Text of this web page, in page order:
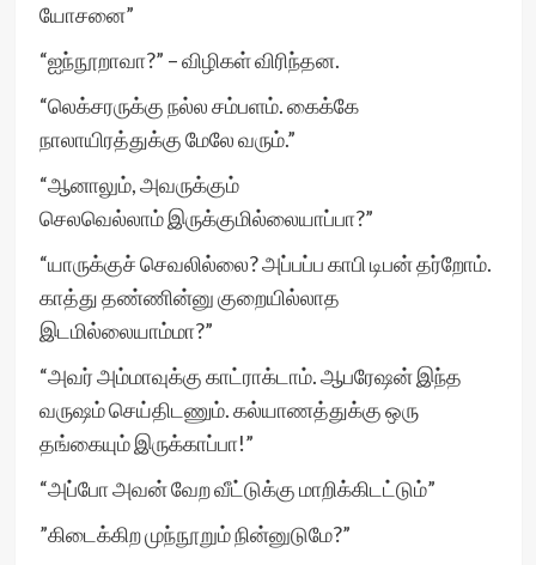
யோசனை”
“ஐந்நூறாவா?” – விழிகள் விரிந்தன.
“லெக்சரருக்கு நல்ல சம்பளம். கைக்கே
நாலாயிரத்துக்கு மேலே வரும்.”
“ஆனாலும், அவருக்கும்
செலவெல்லாம் இருக்குமில்லையாப்பா?”
“யாருக்குச் செவலில்லை? அப்பப்ப காபி டிபன் தர்றோம்.
காத்து தண்ணின்னு குறையில்லாத
இடமில்லையாம்மா?”
“அவர் அம்மாவுக்கு காட்ராக்டாம். ஆபரேஷன் இந்த
வருஷம் செய்திடணும். கல்யாணத்துக்கு ஒரு
தங்கையும் இருக்காப்பா!”
“அப்போ அவன் வேற வீட்டுக்கு மாறிக்கிடட்டும்”
”கிடைக்கிற முந்நூறும் நின்னுடுமே?”